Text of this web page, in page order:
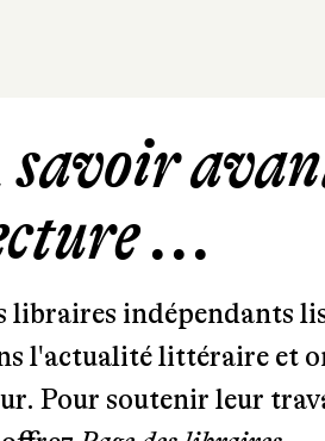
savoir
...
libraires indépendants
l'actualité littéraire et
Pour soutenir leur